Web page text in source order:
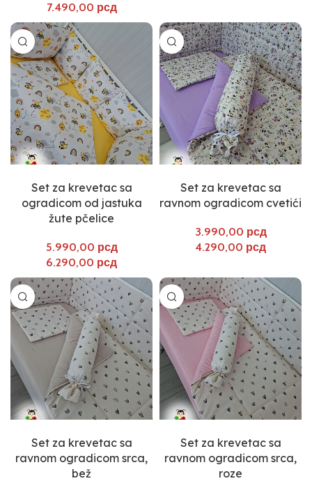
рсд
Set za krevetac sa
ogradicom od jastuka
žute pčelice
рсд
рсд
Set za krevetac sa
ravnom ogradicom cvetići
рсд
рсд
Set za krevetac sa
ravnom ogradicom srca,
bež
Set za krevetac sa
ravnom ogradicom srca,
roze